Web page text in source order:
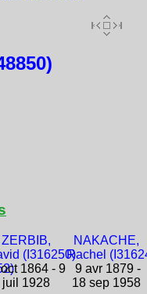
ZERBIB,
(I316250)
1864 - 9
juil 1928
NAKACHE,
Rachel
9 avr 1879 -
18 sep 1958